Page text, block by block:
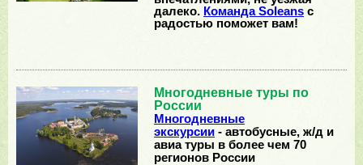
далеко. Команда Soleans с
радостью поможет вам!
Многодневные туры по
России
Многодневные
экскурсии - автобусные, ж/д и
авиа туры в более чем 70
регионов России